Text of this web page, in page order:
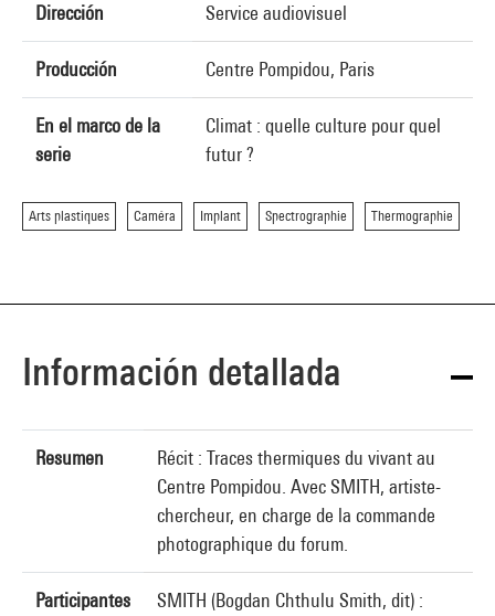
Dirección Service audiovisuel
Producción Centre Pompidou, Paris
En el marco de la
serie
Climat : quelle culture pour quel
futur ?
Arts plastiques Caméra Implant Spectrographie Thermographie
Información detallada
Resumen
Récit : Traces thermiques du vivant au
Centre Pompidou. Avec SMITH, artiste-
chercheur, en charge de la commande
photographique du forum.
Participantes
SMITH (Bogdan Chthulu Smith, dit) :